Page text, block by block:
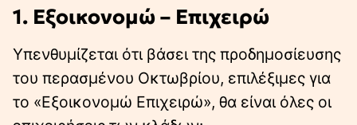
1. Εξοικονομώ – Επιχειρώ
Υπενθυμίζεται ότι βάσει της προδημοσίευσης
του περασμένου Οκτωβρίου, επιλέξιμες για
το «Εξοικονομώ Επιχειρώ», θα είναι όλες οι